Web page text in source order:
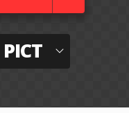
PICT